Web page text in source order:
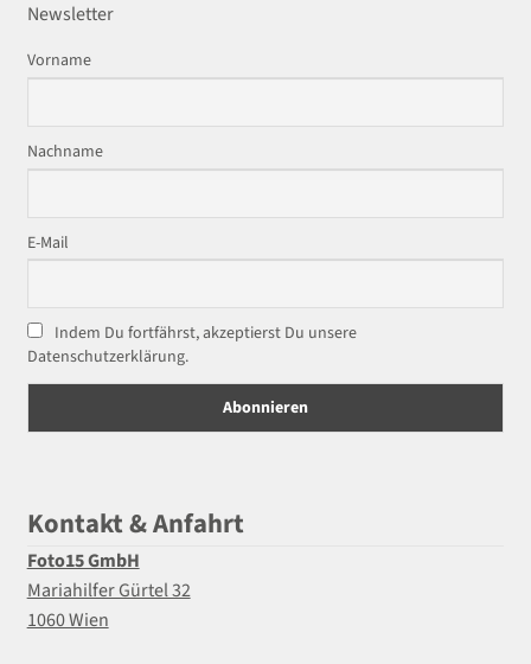
Newsletter
Vorname
Nachname
E-Mail
Indem Du fortfährst, akzeptierst Du unsere
Datenschutzerklärung.
Kontakt & Anfahrt
Foto15 GmbH
Mariahilfer Gürtel 32
1060 Wien